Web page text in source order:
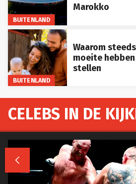
BUITENLAND
Marokko
BUITENLAND
Waarom
moeite
stellen
CELEBS IN DE
